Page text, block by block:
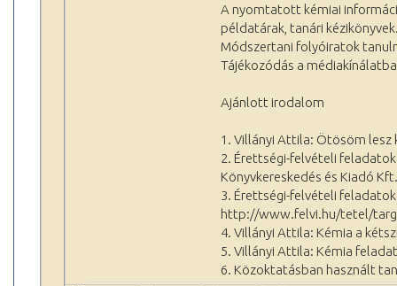
A nyomtatott kémiai
példatárak, tanári
Módszertani folyóiratok
Tájékozódás a
Ajánlott irodalom
1. Villányi Attila: Ötösöm lesz
2. Érettségi-felvételi
Könyvkereskedés és Kiadó Kft.
3. Érettségi-felvételi
http://www.felvi.hu/tetel/
4. Villányi Attila: Kémia a
5. Villányi Attila: Kémia
6. Közoktatásban használt